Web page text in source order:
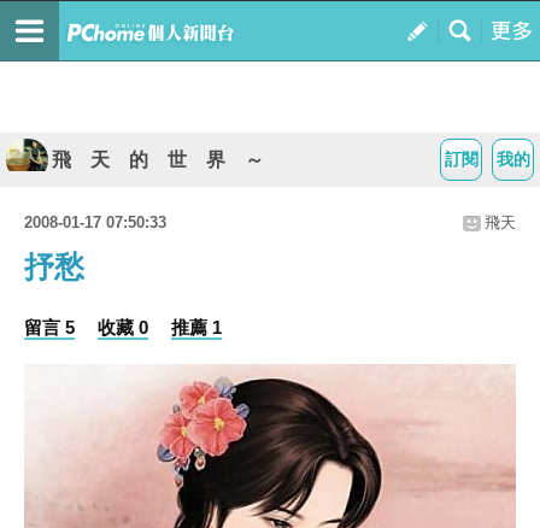
我的
訂閱
飛 天 的 世 界 ～
2008-01-17 07:50:33 飛天
抒愁
留言 5 收藏 0 推薦 1